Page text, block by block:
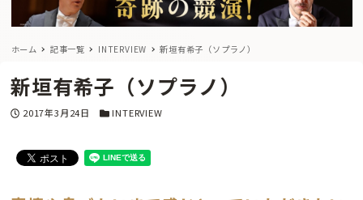
ホーム 記事一覧 INTERVIEW 新垣有希子（ソプラノ）
新垣有希子（ソプラノ）
投稿日
2017年3月24日 カテゴリー
INTERVIEW